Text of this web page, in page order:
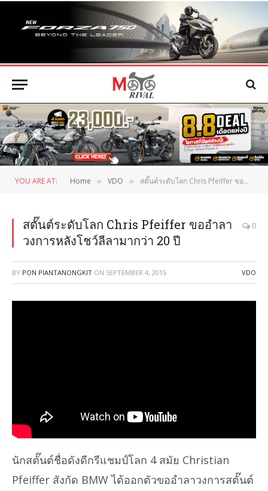
YOU ARE AT: Home » VDO » สตั๊นต์ระดับโลก Chris Pfeiffer ขออำลาวงการหลังโชว์ลีลามากว่า 20 ปี
สตั๊นต์ระดับโลก Chris Pfeiffer ขออำลา
วงการหลังโชว์ลีลามากว่า 20 ปี
0
BY PON PIANTANONGKIT ON SEPTEMBER 4, 2015 VDO
นักสตั๊นต์ชื่อดังดีกรีแชมป์โลก 4 สมัย Christian
Pfeiffer สังกัด BMW ได้ออกตัวขออำลาวงการสตั๊นต์